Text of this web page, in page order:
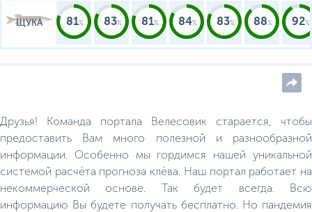
ЩУКА 81 83 81 84 83 88 92
Друзья! Команда портала Велесовик старается, чтобы
предоставить Вам много полезной и разнообразной
информации. Особенно мы гордимся нашей уникальной
системой расчёта прогноза клёва. Наш портал работает на
некоммерческой основе. Так будет всегда. Всю
информацию Вы будете получать бесплатно. Но пандемия